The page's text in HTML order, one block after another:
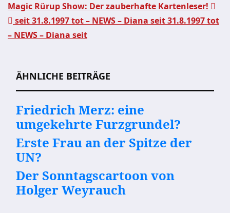
Beitragsnavigation
Magic Rürup Show: Der zauberhafte Kartenleser!
seit 31.8.1997 tot – NEWS – Diana seit 31.8.1997 tot
– NEWS – Diana seit
ÄHNLICHE BEITRÄGE
Friedrich Merz: eine
umgekehrte Furzgrundel?
Erste Frau an der Spitze der
UN?
Der Sonntagscartoon von
Holger Weyrauch